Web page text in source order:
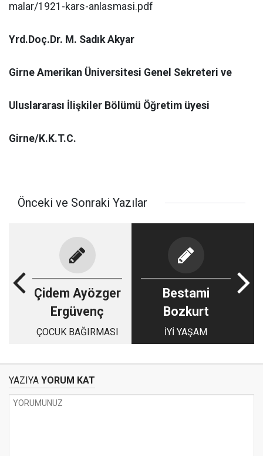
malar/1921-kars-anlasmasi.pdf
Yrd.Doç.Dr. M. Sadık Akyar
Girne Amerikan Üniversitesi Genel Sekreteri ve
Uluslararası İlişkiler Bölümü Öğretim üyesi
Girne/K.K.T.C.
Önceki ve Sonraki Yazılar
Çidem Ayözger
Ergüvenç
ÇOCUK BAĞIRMASI
Bestami
Bozkurt
İYİ YAŞAM
YAZIYA YORUM KAT